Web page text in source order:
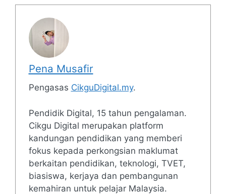
Pena Musafir
Pengasas CikguDigital.my.
Pendidik Digital, 15 tahun pengalaman.
Cikgu Digital merupakan platform
kandungan pendidikan yang memberi
fokus kepada perkongsian maklumat
berkaitan pendidikan, teknologi, TVET,
biasiswa, kerjaya dan pembangunan
kemahiran untuk pelajar Malaysia.